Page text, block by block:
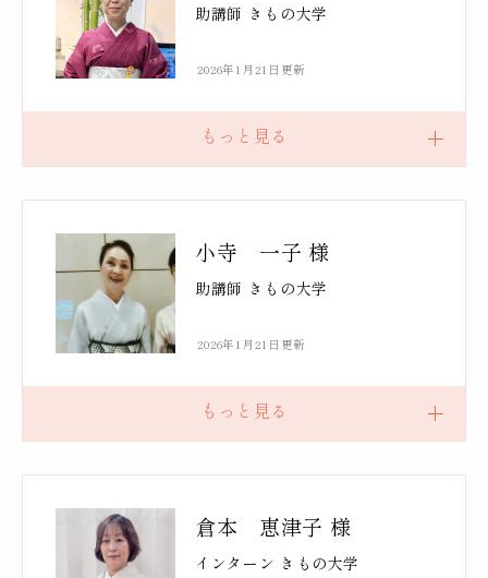
助講師 きもの大学
2026年1月21日更新
小寺 一子 様
助講師 きもの大学
2026年1月21日更新
倉本 恵津子 様
インターン きもの大学